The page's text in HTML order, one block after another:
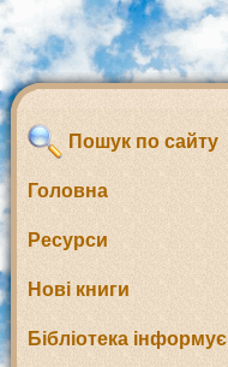
Пошук по сайту
Головна
Ресурси
Нові книги
Бібліотека інформує